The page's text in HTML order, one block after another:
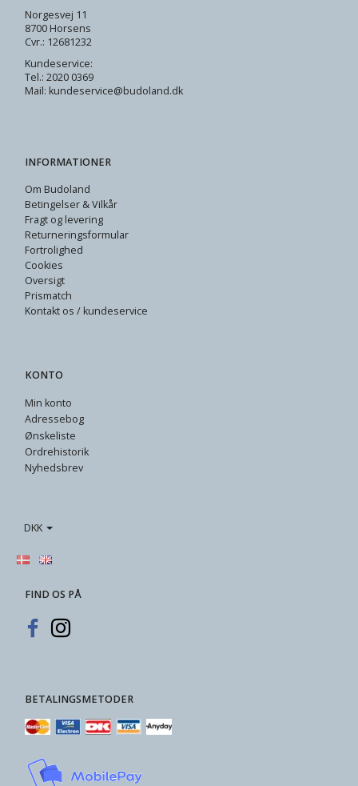
Norgesvej 11
8700 Horsens
Cvr.: 12681232
Kundeservice:
Tel.: 2020 0369
Mail: kundeservice@budoland.dk
INFORMATIONER
Om Budoland
Betingelser & Vilkår
Fragt og levering
Returneringsformular
Fortrolighed
Cookies
Oversigt
Prismatch
Kontakt os / kundeservice
KONTO
Min konto
Adressebog
Ønskeliste
Ordrehistorik
Nyhedsbrev
DKK
FIND OS PÅ
BETALINGSMETODER